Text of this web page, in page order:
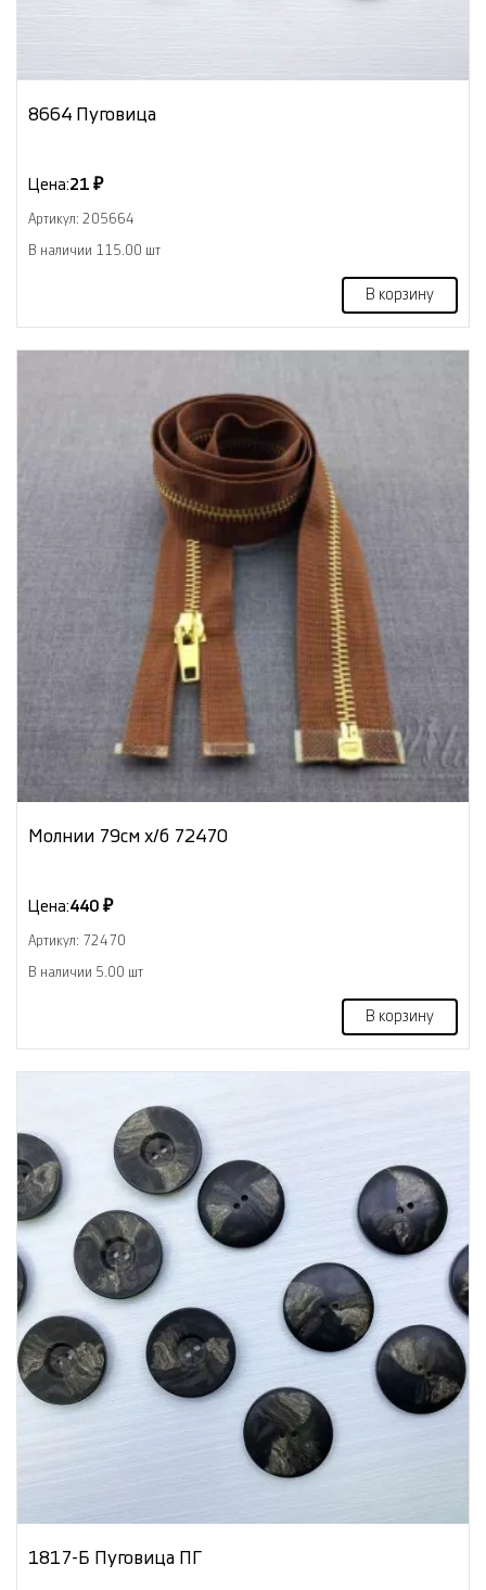
8664 Пуговица
Цена:21 ₽
Артикул: 205664
В наличии 115.00 шт
В корзину
Молнии 79см х/б 72470
Цена:440 ₽
Артикул: 72470
В наличии 5.00 шт
В корзину
1817-Б Пуговица ПГ